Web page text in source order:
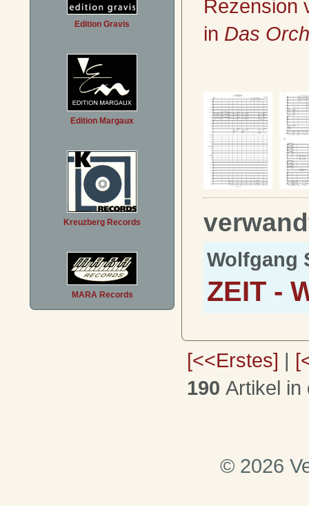
Edition Gravis
Edition Margaux
Kreuzberg Records
MARA Records
Rezension
in Das
Wolfgang
ZEIT -
[<<Erstes] |
190 Artikel in
© 2026